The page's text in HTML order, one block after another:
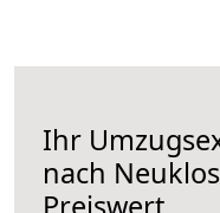
Ihr
nach